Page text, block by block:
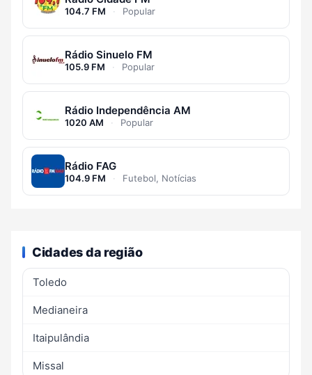
104.7 FM · Popular
Rádio Sinuelo FM
105.9 FM · Popular
Rádio Independência AM
1020 AM · Popular
Rádio FAG
104.9 FM · Futebol, Notícias
Cidades da região
Toledo
Medianeira
Itaipulândia
Missal